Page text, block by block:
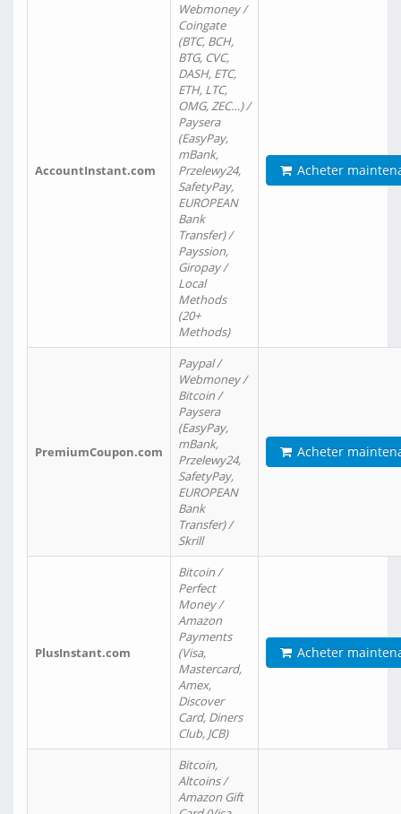
AccountInstant.com
Webmoney /
Coingate
(BTC, BCH,
BTG, CVC,
DASH, ETC,
ETH, LTC,
OMG, ZEC…) /
Paysera
(EasyPay,
mBank,
Przelewy24,
SafetyPay,
EUROPEAN
Bank
Transfer) /
Payssion,
Giropay /
Local
Methods
(20+
Methods)
Acheter
PremiumCoupon.com
Paypal /
Webmoney /
Bitcoin /
Paysera
(EasyPay,
mBank,
Przelewy24,
SafetyPay,
EUROPEAN
Bank
Transfer) /
Skrill
Acheter
PlusInstant.com
Bitcoin /
Perfect
Money /
Amazon
Payments
(Visa,
Mastercard,
Amex,
Discover
Card, Diners
Club, JCB)
Acheter
Bitcoin,
Altcoins /
Amazon Gift